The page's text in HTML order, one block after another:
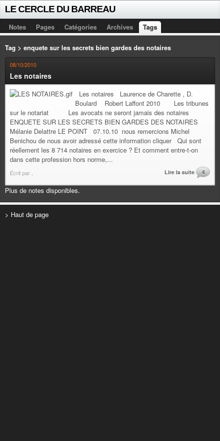
LE CERCLE DU BARREAU
Notes Pages Catégories Archives Tags
Tag > enquete sur les secrets bien gardes des notaires
08/10/2010
Les notaires
Les notaires Laurence de Charette , D.
Boulard Robert Laffont 2010 Les tribunes
sur le notariat Les avocats ne seront jamais des notaires
ENQUETE SUR LES SECRETS BIEN GARDES DES NOTAIRES
Mélanie Delattre LE POINT 07.10.10 nous remercions Michel
Benichou de nous avoir adressé cette information cliquer Qui sont
réellement les 8 714 notaires en exercice ? Et comment entre-t-on
dans cette profession hors norme,...
Écrit par Lire la suite 4
Plus de notes disponibles.
> Haut de page